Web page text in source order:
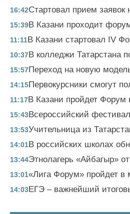
16:42Стартовал прием заявок
15:39В Казани проходит
11:11В Казани стартовал IV
10:37В колледжи Татарстана
15:57Переход на новую
14:15Первокурсники смогут
11:17В Казани пройдет Форум
15:43Всероссийский
13:53Учительница из
14:01В российских школах
13:44Этнолагерь «Айбагыр»
13:01«Лига Форум» пройдет в
14:03ЕГЭ – важнейший